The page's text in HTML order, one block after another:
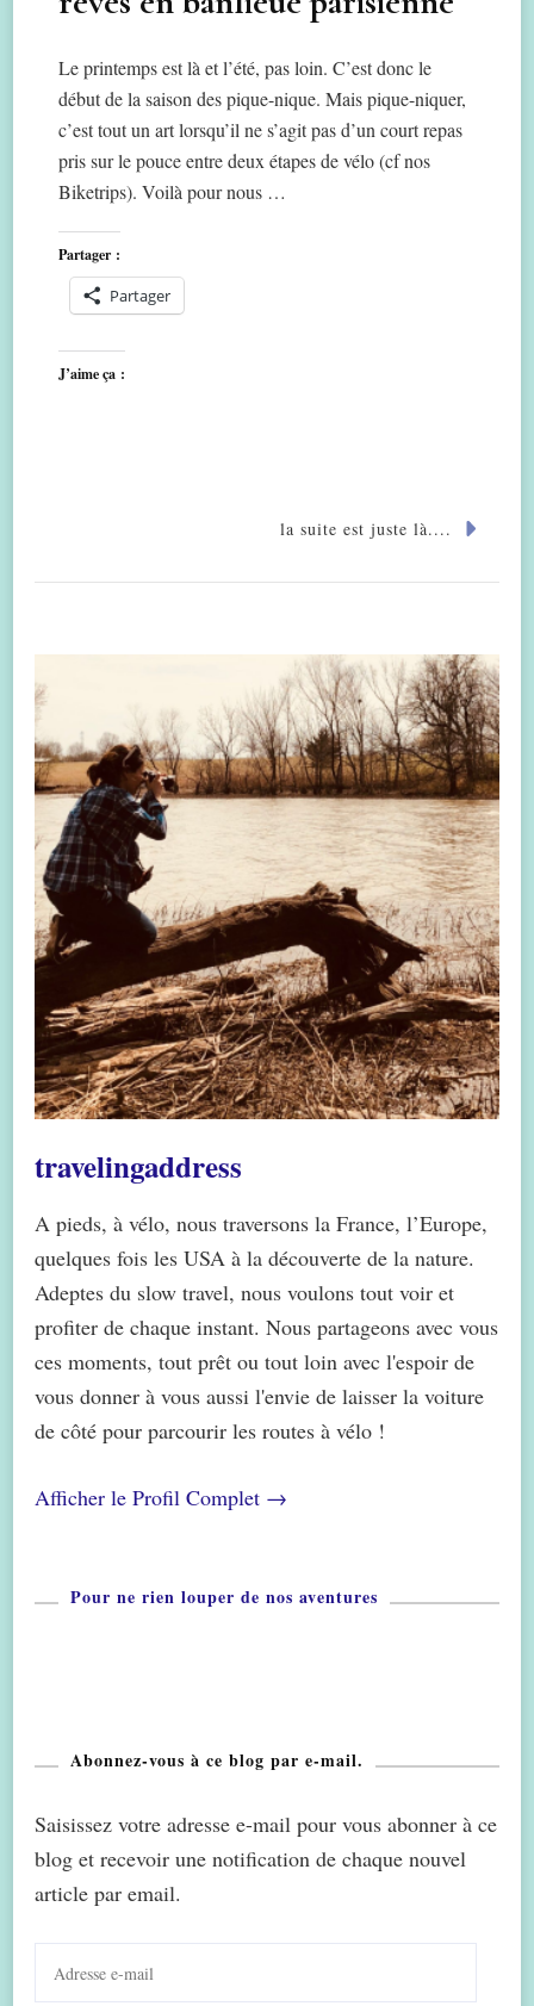
Le printemps est là et l’été, pas loin. C’est donc le
début de la saison des pique-nique. Mais pique-niquer,
c’est tout un art lorsqu’il ne s’agit pas d’un court repas
pris sur le pouce entre deux étapes de vélo (cf nos
Biketrips). Voilà pour nous …
Partager :
Partager
J’aime ça :
la suite est juste là....
travelingaddress
A pieds, à vélo, nous traversons la France, l’Europe,
quelques fois les USA à la découverte de la nature.
Adeptes du slow travel, nous voulons tout voir et
profiter de chaque instant. Nous partageons avec vous
ces moments, tout prêt ou tout loin avec l'espoir de
vous donner à vous aussi l'envie de laisser la voiture
de côté pour parcourir les routes à vélo !
Afficher le Profil Complet →
Pour ne rien louper de nos aventures
Abonnez-vous à ce blog par e-mail.
Saisissez votre adresse e-mail pour vous abonner à ce
blog et recevoir une notification de chaque nouvel
article par email.